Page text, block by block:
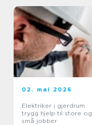
02. mai 2026
Elektriker i gjerdrum
trygg hjelp til store og
små jobber